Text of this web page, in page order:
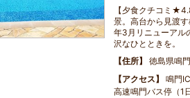
【夕食クチコミ
景。高台から見渡
年3月リニューアル
沢なひとときを。
住所
徳島県鳴
アクセス
鳴門
高速鳴門バス停（1